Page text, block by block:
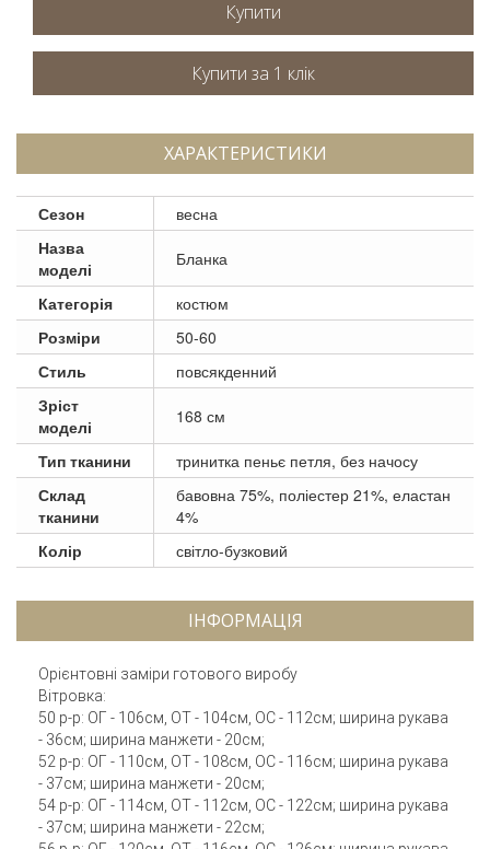
Купити
ХАРАКТЕРИСТИКИ
Сезон
весна
Назва
моделі
Бланка
Категорія
костюм
Розміри
50-60
Стиль
повсякденний
Зріст
моделі
168 см
Тип тканини
тринитка пеньє петля, без начосу
Склад
тканини
бавовна 75%, поліестер 21%, еластан
4%
Колір
світло-бузковий
ІНФОРМАЦІЯ
Орієнтовні заміри готового виробу
Вітровка:
50 р-р: ОГ - 106см, ОТ - 104см, ОС - 112см; ширина рукава
- 36см; ширина манжети - 20см;
52 р-р: ОГ - 110см, ОТ - 108см, ОС - 116см; ширина рукава
- 37см; ширина манжети - 20см;
54 р-р: ОГ - 114см, ОТ - 112см, ОС - 122см; ширина рукава
- 37см; ширина манжети - 22см;